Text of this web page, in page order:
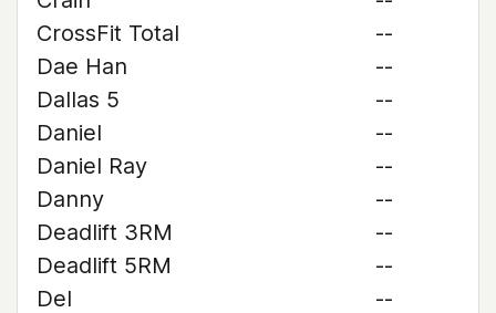
CrossFit Total
--
Dae Han
--
Dallas 5
--
Daniel
--
Daniel Ray
--
Danny
--
Deadlift 3RM
--
Deadlift 5RM
--
Del
--